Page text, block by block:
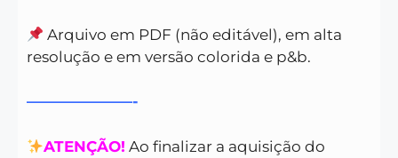
Arquivo em PDF (não editável), em alta
resolução e em versão colorida e p&b.
———————-
ATENÇÃO! Ao finalizar a aquisição do